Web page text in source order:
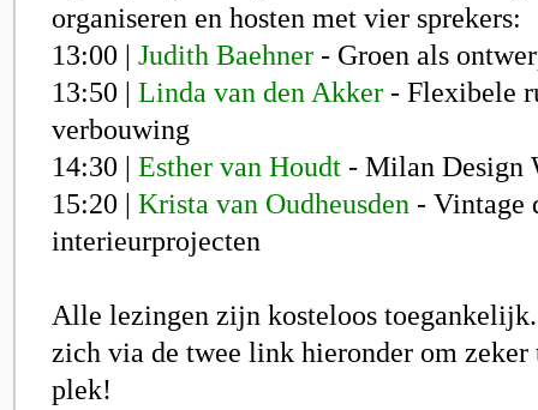
organiseren en hosten met vier sprekers:
13:00 | Judith Baehner - Groen als
13:50 | Linda van den Akker - Flexibele
verbouwing
14:30 | Esther van Houdt - Milan Design
15:20 | Krista van Oudheusden - Vintage
interieurprojecten
Alle lezingen zijn kosteloos
zich via de twee link hieronder om zeker
plek!